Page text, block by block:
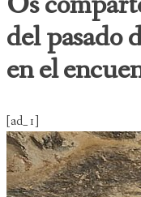
del
en el
[ad_1]